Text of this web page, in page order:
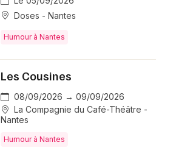
Doses - Nantes
Humour à Nantes
Les Cousines
08/09/2026 → 09/09/2026
La Compagnie du Café-Théâtre -
Nantes
Humour à Nantes